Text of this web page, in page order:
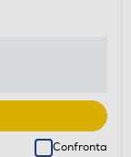
Confronta